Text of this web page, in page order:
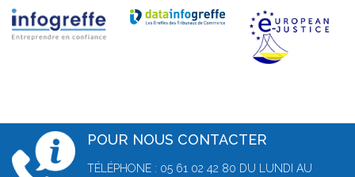
POUR NOUS CONTACTER
TÉLÉPHONE : 05 61 02 42 80 DU LUNDI AU